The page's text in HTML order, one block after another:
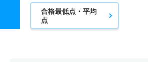
合格最低点・平均
点